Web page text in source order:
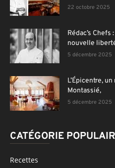
22 octobre 2025
Rédac’s Chefs
nouvelle
5 décembre 2025
L’Épicentre,
Montassié,
5 décembre 2025
CATÉGORIE
Recettes